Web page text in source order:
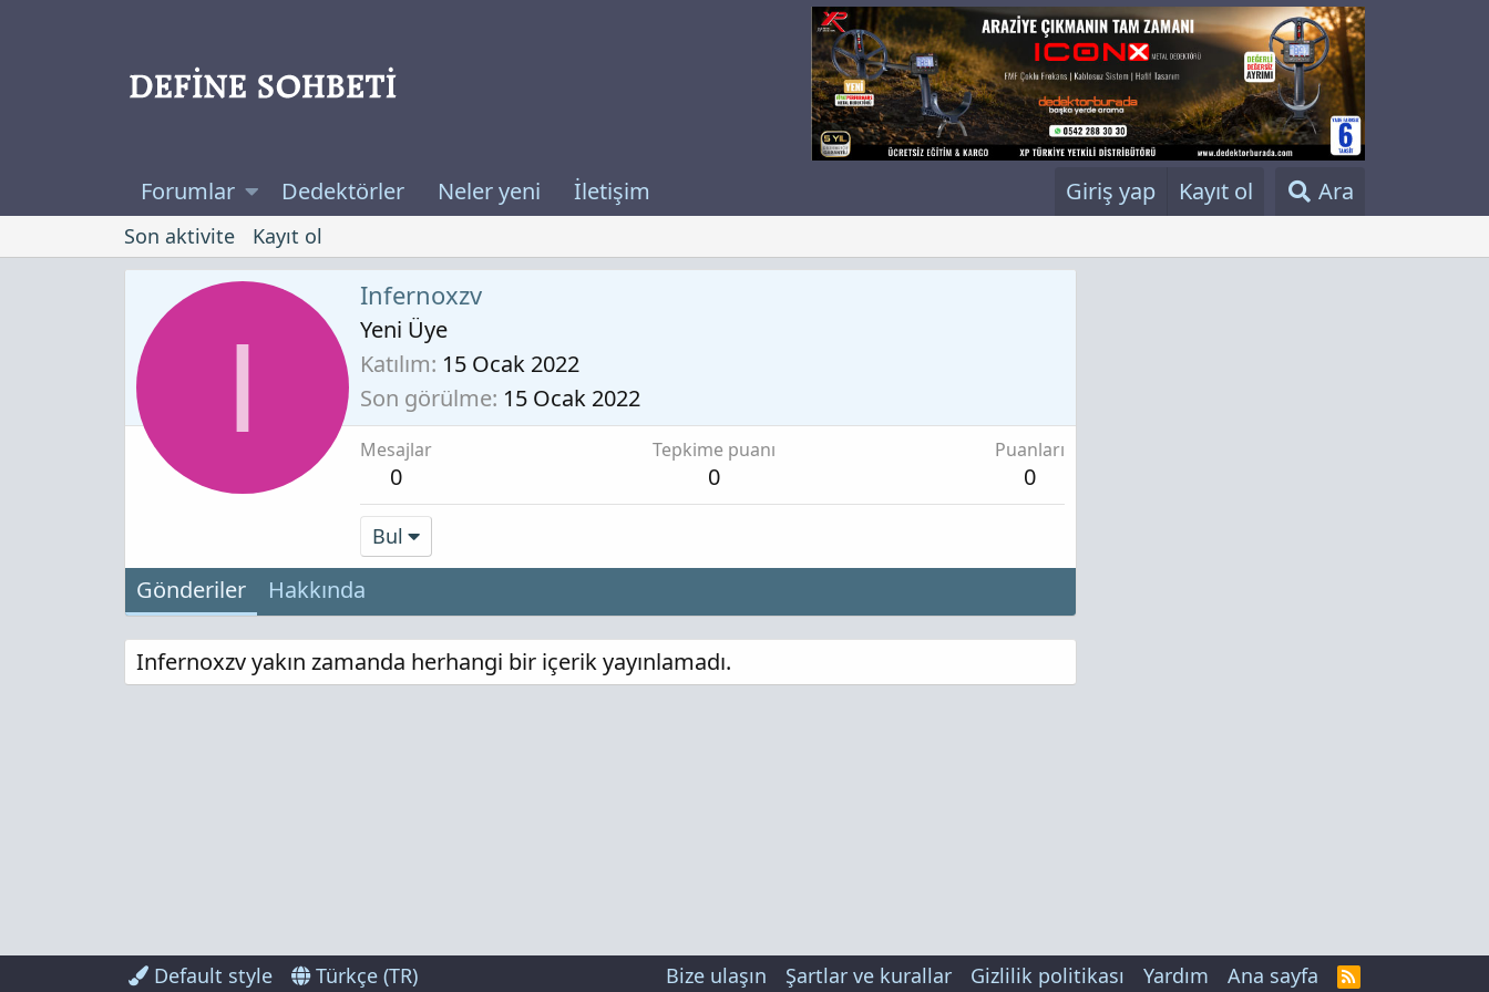
Forumlar Dedektörler Neler yeni İletişim Giriş yap Kayıt ol Ara
Son aktivite Kayıt ol
I
Infernoxzv
Yeni Üye
Katılım 15 Ocak 2022
Son görülme 15 Ocak 2022
Mesajlar
0
Tepkime puanı
0
Puanları
0
Bul
Gönderiler Hakkında
Infernoxzv yakın zamanda herhangi bir içerik yayınlamadı.
Default style Türkçe (TR) Bize ulaşın Şartlar ve kurallar Gizlilik politikası Yardım Ana sayfa